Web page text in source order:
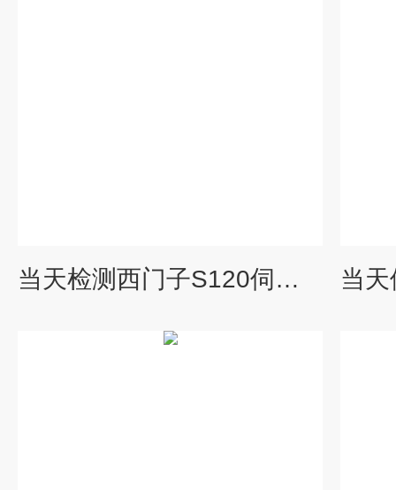
当天检测西门子S120伺服面板报警F7453维修